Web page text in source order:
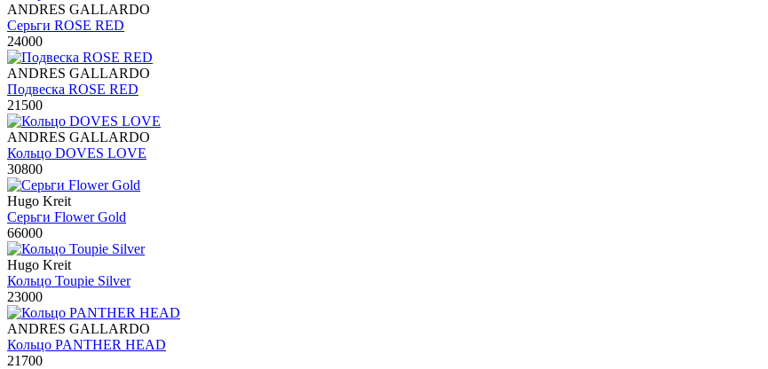
ANDRES GALLARDO
Серьги ROSE RED
24000
ANDRES GALLARDO
Подвеска ROSE RED
21500
ANDRES GALLARDO
Кольцо DOVES LOVE
30800
Hugo Kreit
Серьги Flower Gold
66000
Hugo Kreit
Кольцо Toupie Silver
23000
ANDRES GALLARDO
Кольцо PANTHER HEAD
21700